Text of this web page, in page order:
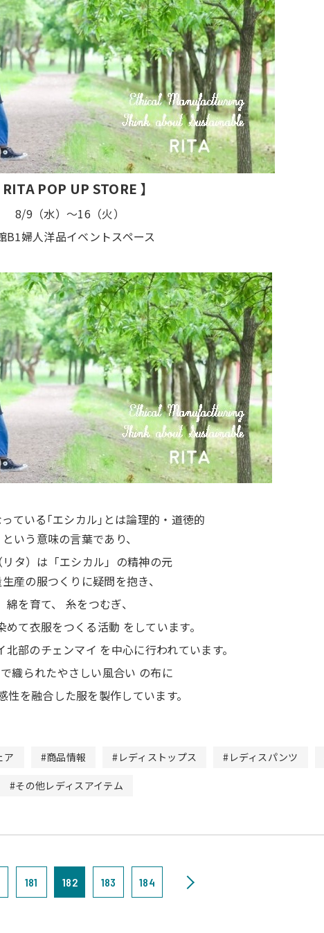
RITA POP UP STORE 】
8/9（水）～16（火）
B1婦人洋品イベントスペース
ている｢エシカル｣とは論理的・道徳的
という意味の言葉であり、
リタ）は「エシカル」の精神の元
産の服つくりに疑問を抱き、
綿を育て、 糸をつむぎ、
めて衣服をつくる活動 をしています。
北部のチェンマイ を中心に行われています。
織られたやさしい風合い の布に
性を融合した服を製作しています。
ア #商品情報 #レディストップス #レディスパンツ
#その他レディスアイテム
181 182 183 184